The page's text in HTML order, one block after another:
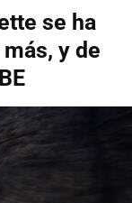
se ha
y de